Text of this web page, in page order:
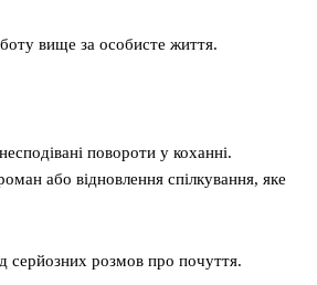
вище за особисте життя.
повороти у коханні.
або відновлення спілкування, яке
серйозних розмов про почуття.